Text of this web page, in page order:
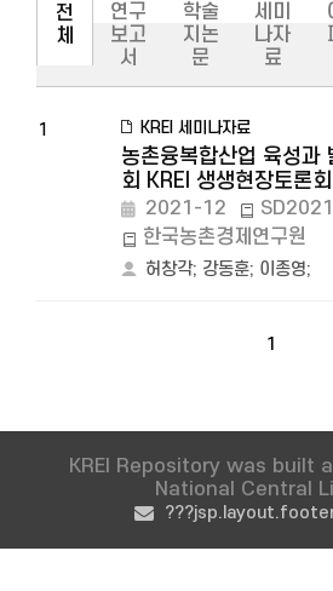
전
체
연구
보고
서
학술
지논
문
세미
나자
료
1 KREI 세미나자료
농촌융복합산업 육성과
회 KREI 생생현장토론
2021-12
한국농촌경제연구원
허창각; 강동훈; 이종영;
1
KREI Repository was built
National Central